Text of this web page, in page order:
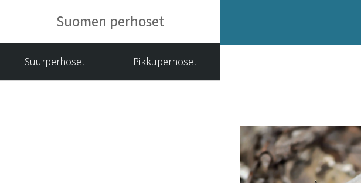
Suomen perhoset
Suurperhoset Pikkuperhoset